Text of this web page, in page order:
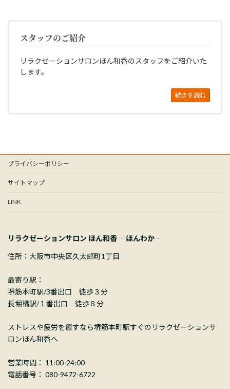
スタッフのご紹介
リラクゼーションサロンほん和香のスタッフをご紹介いた
します。
続きを読む
プライバシーポリシー
サイトマップ
LINK
リラクゼーションサロン ほん和香 ‐ほんわか‐
住所：大阪市中央区久太郎町1丁目
最寄り駅：
堺筋本町駅/3番出口 徒歩３分
長堀橋駅/１番出口 徒歩８分
ストレスや疲労を癒すなら堺筋本町駅すぐのリラクゼーションサ
ロンほん和香へ
営業時間： 11:00-24:00
電話番号： 080-9472-6722